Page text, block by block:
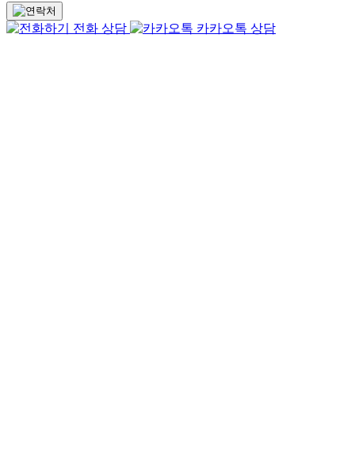
전화 상담
카카오톡 상담